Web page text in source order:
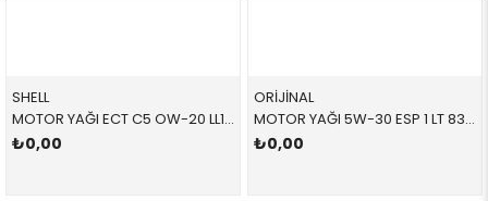
SHELL
MOTOR YAĞI ECT C5 OW-20 LL17FE 83212463695 83212463695
₺0,00
ORİJİNAL
MOTOR YAĞI 5W-30 ESP 1 LT 83210144451 83212365933 83212365933
₺0,00